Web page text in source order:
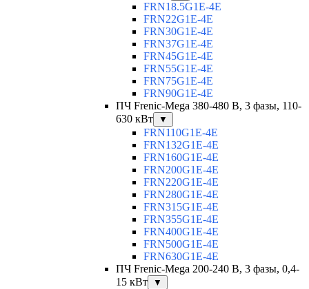
FRN18.5G1E-4E
FRN22G1E-4E
FRN30G1E-4E
FRN37G1E-4E
FRN45G1E-4E
FRN55G1E-4E
FRN75G1E-4E
FRN90G1E-4E
ПЧ Frenic-Mega 380-480 В, 3 фазы, 110-
630 кВт
▼
FRN110G1E-4E
FRN132G1E-4E
FRN160G1E-4E
FRN200G1E-4E
FRN220G1E-4E
FRN280G1E-4E
FRN315G1E-4E
FRN355G1E-4E
FRN400G1E-4E
FRN500G1E-4E
FRN630G1E-4E
ПЧ Frenic-Mega 200-240 В, 3 фазы, 0,4-
15 кВт
▼